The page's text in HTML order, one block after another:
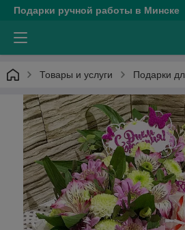
Подарки ручной работы в Минске
Товары и услуги Подарки